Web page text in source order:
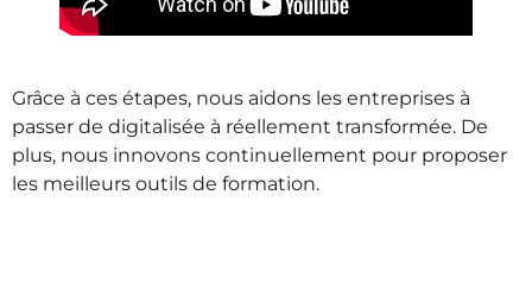
Grâce à ces étapes, nous aidons les entreprises à
passer de digitalisée à réellement transformée. De
plus, nous innovons continuellement pour proposer
les meilleurs outils de formation.